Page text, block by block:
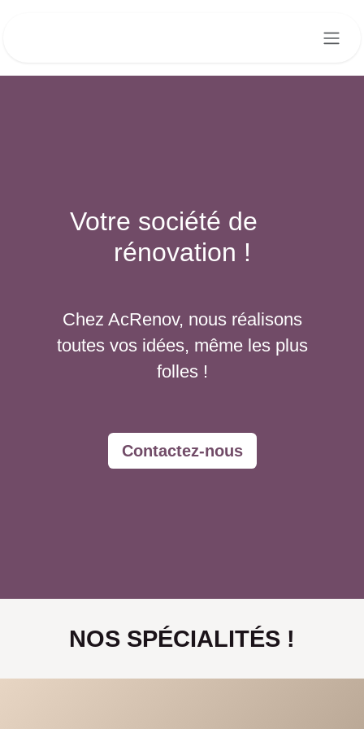
Votre société de
rénovation !
Chez AcRenov, nous réalisons
toutes vos idées, même les plus
folles !
​​Contactez-nous
NOS SPÉCIALITÉS !